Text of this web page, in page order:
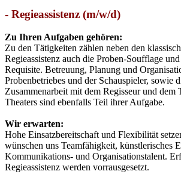
- Regieassistenz (m/w/d)
Zu Ihren Aufgaben gehören:
Zu den Tätigkeiten zählen neben den
Regieassistenz auch die Proben-Soufflage
Requisite. Betreuung, Planung und
Probenbetriebes und der Schauspieler, sowie
Zusammenarbeit mit dem Regisseur und dem
Theaters sind ebenfalls Teil ihrer Aufgabe.
Wir erwarten:
Hohe Einsatzbereitschaft und Flexibilität
wünschen uns Teamfähigkeit, künstlerisches
Kommunikations- und Organisationstalent.
Regieassistenz werden vorrausgesetzt.